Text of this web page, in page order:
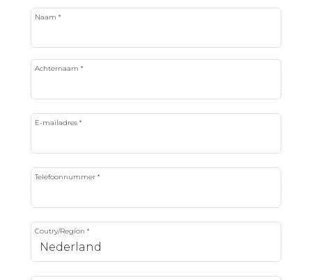
Naam *
Achternaam *
E-mailadres *
Telefoonnummer *
Coutry/Region *